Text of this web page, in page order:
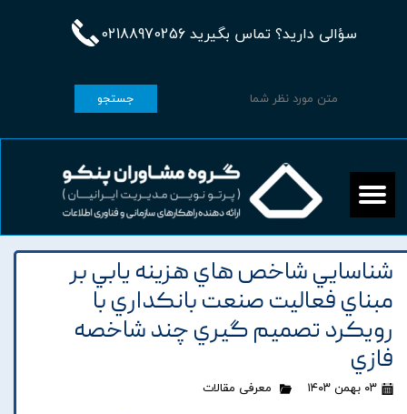
سؤالی دارید؟ تماس بگیرید 02188970256
جستجو
شناسايي شاخص هاي هزينه يابي بر
مبناي فعاليت صنعت بانکداري با
رويکرد تصميم گيري چند شاخصه
فازي
۰۳ بهمن ۱۴۰۳ معرفی مقالات